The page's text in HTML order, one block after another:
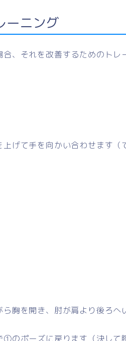
ーニング
、それを改善するためのトレ
げて手を向かい合わせます（
胸を開き、肘が肩より後ろへ
①のポーズに戻ります（決して